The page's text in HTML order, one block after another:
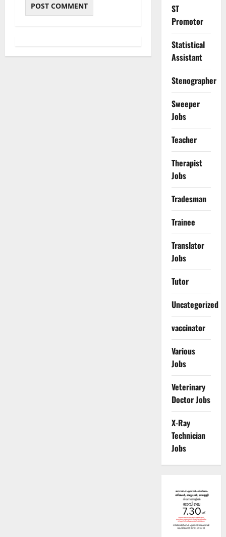
ST
Promotor
Statistical
Assistant
Stenographer
Sweeper
Jobs
Teacher
Therapist
Jobs
Tradesman
Trainee
Translator
Jobs
Tutor
Uncategorized
vaccinator
Various
Jobs
Veterinary
Doctor Jobs
X-Ray
Technician
Jobs